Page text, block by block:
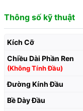
Thông số kỹ thuật
Kích Cỡ
Chiều Dài Phần Ren
(Không Tính Đầu)
Đường Kính Đầu
Bề Dày Đầu